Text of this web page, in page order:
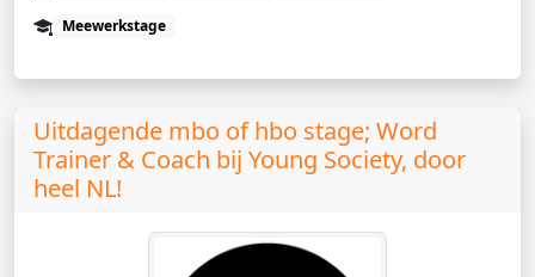
Meewerkstage
Uitdagende mbo of hbo stage; Word
Trainer & Coach bij Young Society, door
heel NL!